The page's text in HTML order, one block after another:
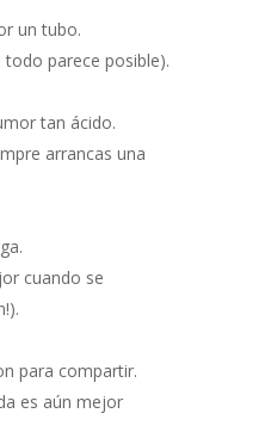
un tubo.
todo parece posible).
tan ácido.
arrancas una
cuando se
para compartir.
es aún mejor